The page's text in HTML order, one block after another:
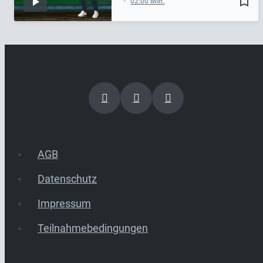
AGB
Datenschutz
Impressum
Teilnahmebedingungen